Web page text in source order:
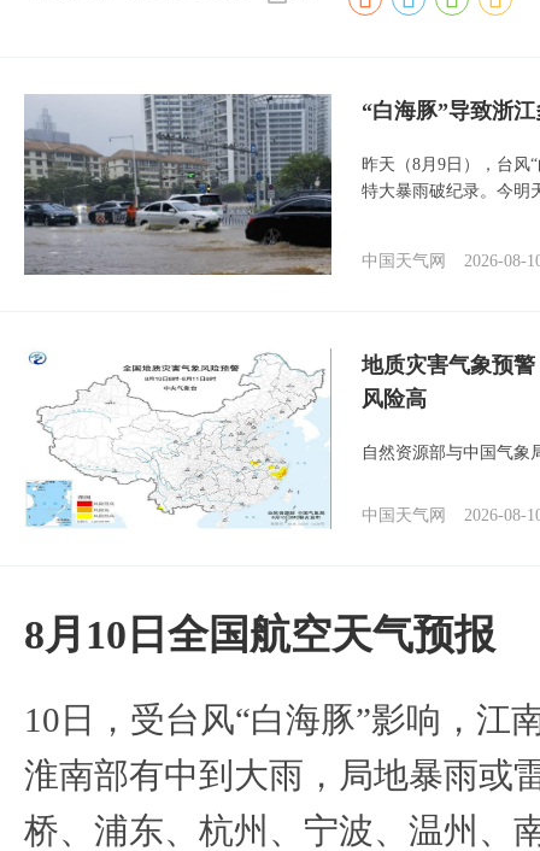
“白海豚”导致浙
昨天（8月9日），台风
特大暴雨破纪录。今明
中国天气网 2026-08-
地质灾害气象预
风险高
自然资源部与中国气象
中国天气网 2026-08-
8月10日全国航空天气预报
10日，受台风“白海豚”影响，江
淮南部有中到大雨，局地暴雨或
桥、浦东、杭州、宁波、温州、